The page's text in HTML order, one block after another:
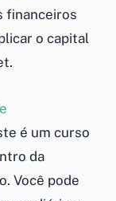
financeiros
o capital
é um curso
da
Você pode